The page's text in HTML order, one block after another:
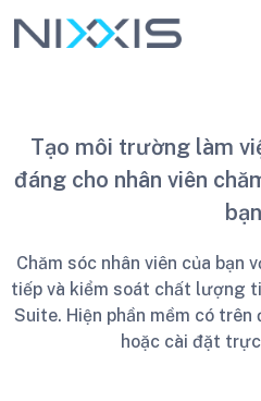
Tạo môi trường làm
đáng cho nhân viên
bạn
Chăm sóc nhân viên của
tiếp và kiểm soát chất lượng
Suite. Hiện phần mềm có trên
hoặc cài đặt